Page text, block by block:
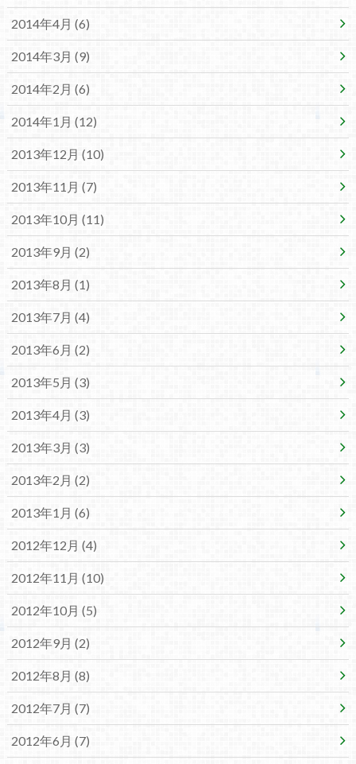
2014年4月 (6)
2014年3月 (9)
2014年2月 (6)
2014年1月 (12)
2013年12月 (10)
2013年11月 (7)
2013年10月 (11)
2013年9月 (2)
2013年8月 (1)
2013年7月 (4)
2013年6月 (2)
2013年5月 (3)
2013年4月 (3)
2013年3月 (3)
2013年2月 (2)
2013年1月 (6)
2012年12月 (4)
2012年11月 (10)
2012年10月 (5)
2012年9月 (2)
2012年8月 (8)
2012年7月 (7)
2012年6月 (7)